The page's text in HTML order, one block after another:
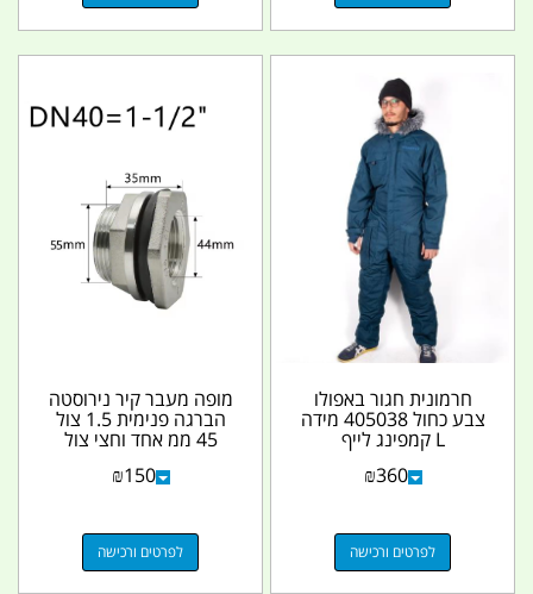
חרמונית חגור באפולו
צבע כחול 405038 מידה
L קמפינג לייף
₪360
לפרטים ורכישה
מופה מעבר קיר נירוסטה
הברגה פנימית 1.5 צול
45 ממ אחד וחצי צול
₪150
לפרטים ורכישה